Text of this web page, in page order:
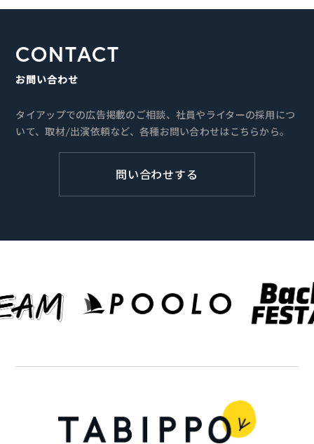
CONTACT
お問い合わせ
タイアップでの広告掲載のご相談、社員やライターの採用につ
いて、取材/出演依頼など、各種お問い合わせはこちらから。
問い合わせする